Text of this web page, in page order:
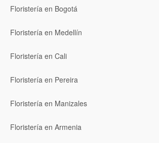
Floristería en Bogotá
Floristería en Medellín
Floristería en Cali
Floristería en Pereira
Floristería en Manizales
Floristería en Armenia